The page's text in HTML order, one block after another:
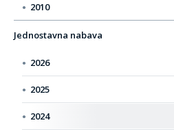
2010
Jednostavna nabava
2026
2025
2024